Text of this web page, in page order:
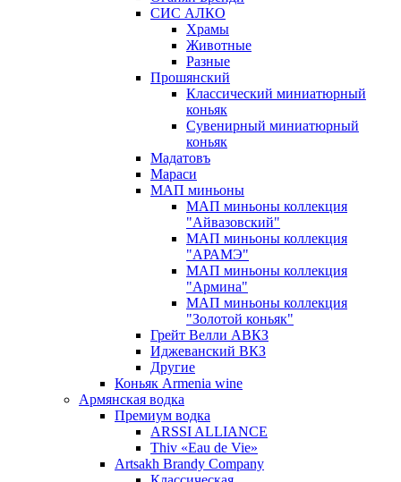
СИС АЛКО
Храмы
Животные
Разные
Прошянский
Классический миниатюрный
коньяк
Сувенирный миниатюрный
коньяк
Мадатовъ
Мараси
МАП миньоны
МАП миньоны коллекция
"Айвазовский"
МАП миньоны коллекция
"АРАМЭ"
МАП миньоны коллекция
"Армина"
МАП миньоны коллекция
"Золотой коньяк"
Грейт Велли АВКЗ
Иджеванский ВКЗ
Другие
Коньяк Armenia wine
Армянская водка
Премиум водка
ARSSI ALLIANCE
Thiv «Eau de Vie»
Artsakh Brandy Company